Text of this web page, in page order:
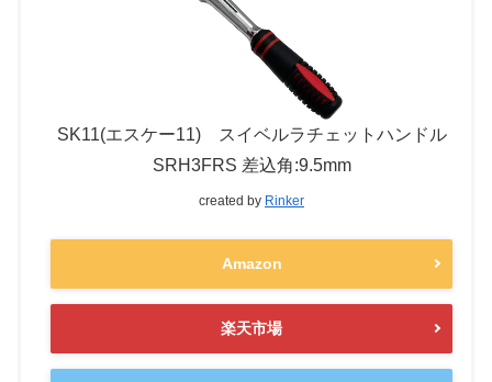
SK11(エスケー11) スイベルラチェットハンドル
SRH3FRS 差込角:9.5mm
created by Rinker
Amazon
楽天市場